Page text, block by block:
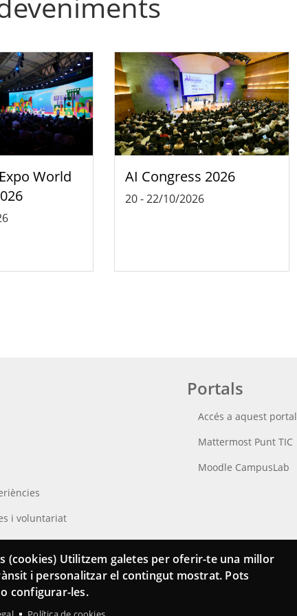
World
AI Congress 2026
20-22/10/2026
i voluntariat
TIC
Portals
Accés a aquest portal
Mattermost Punt TIC
Moodle CampusLab
(cookies) Utilitzem galetes per oferir-te una millor
i personalitzar el contingut mostrat. Pots
configurar-les.